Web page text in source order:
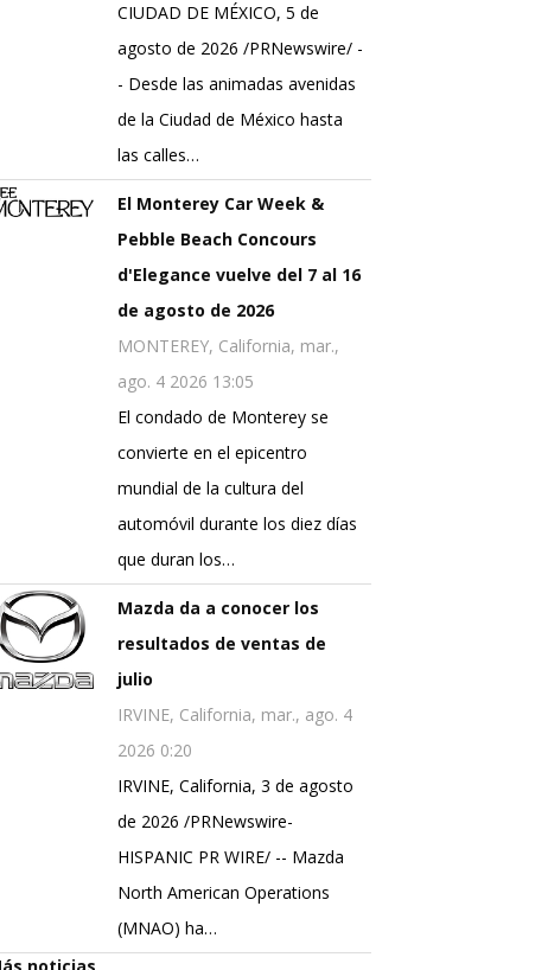
CIUDAD DE MÉXICO, 5 de
agosto de 2026 /PRNewswire/ -
- Desde las animadas avenidas
de la Ciudad de México hasta
las calles…
El Monterey Car Week &
Pebble Beach Concours
d'Elegance vuelve del 7 al 16
de agosto de 2026
MONTEREY, California, mar.,
ago. 4 2026 13:05
El condado de Monterey se
convierte en el epicentro
mundial de la cultura del
automóvil durante los diez días
que duran los…
Mazda da a conocer los
resultados de ventas de
julio
IRVINE, California, mar., ago. 4
2026 0:20
IRVINE, California, 3 de agosto
de 2026 /PRNewswire-
HISPANIC PR WIRE/ -- Mazda
North American Operations
(MNAO) ha…